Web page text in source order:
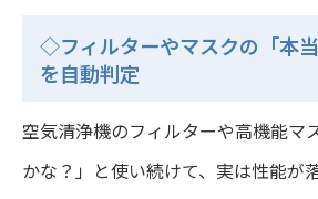
◇フィルターやマスクの「本当
を自動判定
空気清浄機のフィルターや高機能マ
かな？」と使い続けて、実は性能が